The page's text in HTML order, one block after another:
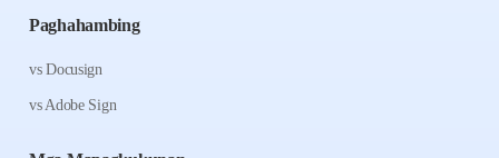
Paghahambing
vs Docusign
vs Adobe Sign